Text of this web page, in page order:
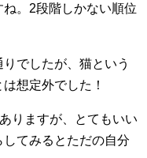
。2段階しかない順位
でしたが、猫という
想定外でした！
りますが、とてもいい
てみるとただの自分